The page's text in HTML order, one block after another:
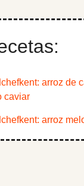
arroz de
caviar
arroz